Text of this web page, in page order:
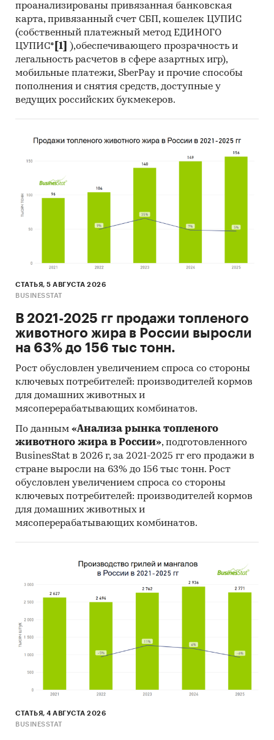
проанализированы привязанная банковская
карта, привязанный счет СБП, кошелек ЦУПИС
(собственный платежный метод ЕДИНОГО
ЦУПИС* [1]
),обеспечивающего прозрачность и
легальность расчетов в сфере азартных игр),
мобильные платежи, SberPay и прочие способы
пополнения и снятия средств, доступные у
ведущих российских букмекеров.
СТАТЬЯ, 5 АВГУСТА 2026
BUSINESSTAT
В 2021-2025 гг продажи топленого
животного жира в России выросли
на 63% до 156 тыс тонн.
Рост обусловлен увеличением спроса со стороны
ключевых потребителей: производителей кормов
для домашних животных и
мясоперерабатывающих комбинатов.
По данным «Анализа рынка топленого
животного жира в России», подготовленного
BusinesStat в 2026 г, за 2021-2025 гг его продажи в
стране выросли на 63% до 156 тыс тонн. Рост
обусловлен увеличением спроса со стороны
ключевых потребителей: производителей кормов
для домашних животных и
мясоперерабатывающих комбинатов.
СТАТЬЯ, 4 АВГУСТА 2026
BUSINESSTAT